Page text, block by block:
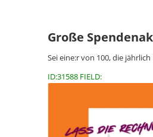
Große
Sei eine:r von 100, die
ID:31588 FIELD: